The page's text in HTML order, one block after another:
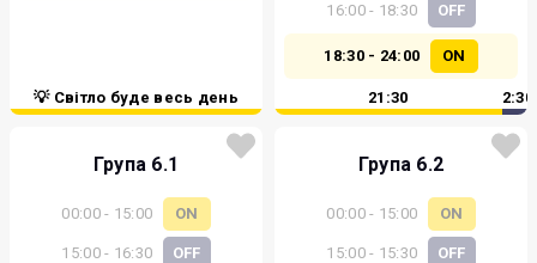
💡 Світло буде весь день
16:00 - 18:30 OFF
18:30 - 24:00 ON
21:30 2:30
Група 6.1
00:00 - 15:00 ON
15:00 - 16:30 OFF
Група 6.2
00:00 - 15:00 ON
15:00 - 15:30 OFF